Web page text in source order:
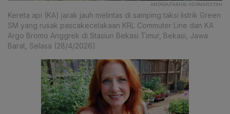
ANTARA/FAKHRI HERMANSYAH
Kereta api (KA) jarak jauh melintas di samping taksi listrik Green
SM yang rusak pascakecelakaan KRL Commuter Line dan KA
Argo Bromo Anggrek di Stasiun Bekasi Timur, Bekasi, Jawa
Barat, Selasa (28/4/2026).